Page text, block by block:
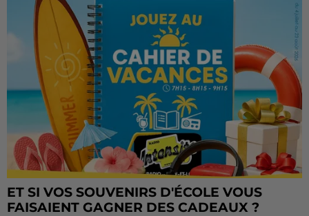
ET SI VOS SOUVENIRS D'ÉCOLE VOUS
FAISAIENT GAGNER DES CADEAUX ?